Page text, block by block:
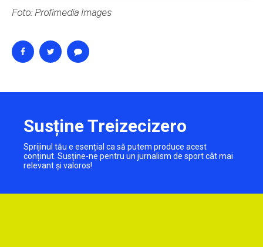
Foto: Profimedia Images
Susține Treizecizero
Sprijinul tău e esențial ca să putem produce acest
conținut. Susține-ne pentru un jurnalism de sport cât mai
relevant și valoros!